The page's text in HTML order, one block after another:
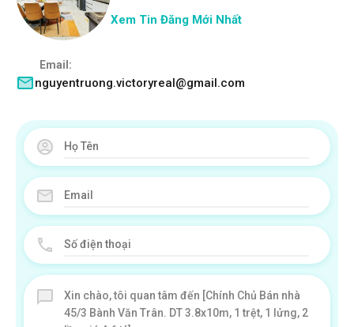
Xem Tin Đăng Mới Nhất
Email:
nguyentruong.victoryreal@gmail.com